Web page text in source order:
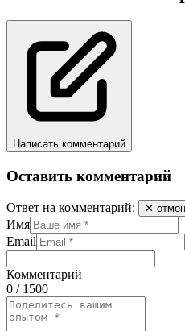
Написать комментарий
Оставить комментарий
Ответ на комментарий: ✕
Имя
Email
Комментарий
0 / 1500